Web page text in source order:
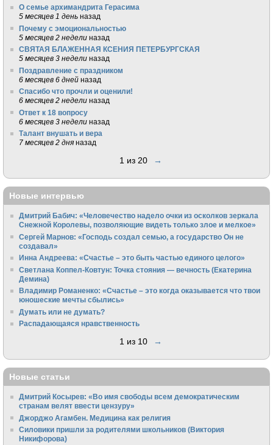
О семье архимандрита Герасима
5 месяцев 1 день назад
Почему с эмоциональностью
5 месяцев 2 недели назад
СВЯТАЯ БЛАЖЕННАЯ КСЕНИЯ ПЕТЕРБУРГСКАЯ
5 месяцев 3 недели назад
Поздравление с праздником
6 месяцев 6 дней назад
Спасибо что прочли и оценили!
6 месяцев 2 недели назад
Ответ к 18 вопросу
6 месяцев 3 недели назад
Талант внушать и вера
7 месяцев 2 дня назад
1 из 20 →
Новые интервью
Дмитрий Бабич: «Человечество надело очки из осколков зеркала
Снежной Королевы, позволяющие видеть только злое и мелкое»
Сергей Марнов: «Господь создал семью, а государство Он не
создавал»
Инна Андреева: «Счастье – это быть частью единого целого»
Светлана Коппел-Ковтун: Точка стояния — вечность (Екатерина
Демина)
Владимир Романенко: «Счастье – это когда оказывается что твои
юношеские мечты сбылись»
Думать или не думать?
Распадающаяся нравственность
1 из 10 →
Новые статьи
Дмитрий Косырев: «Во имя свободы всем демократическим
странам велят ввести цензуру»
Джорджо Агамбен. Медицина как религия
Силовики пришли за родителями школьников (Виктория
Никифорова)